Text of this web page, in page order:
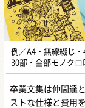
例／A4・無線綴じ・
30部・全部モノクロ
卒業文集は仲間達
ストな仕様と費用